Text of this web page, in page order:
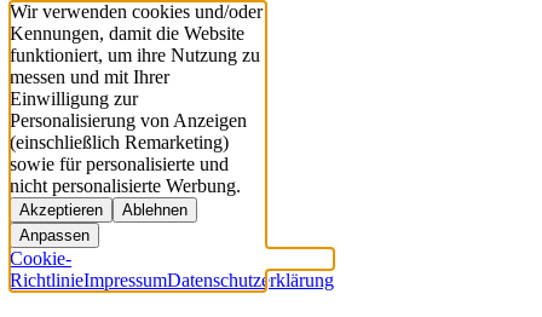
Wir verwenden cookies und/oder
Kennungen, damit die Website
funktioniert, um ihre Nutzung zu
messen und mit Ihrer
Einwilligung zur
Personalisierung von Anzeigen
(einschließlich Remarketing)
sowie für personalisierte und
nicht personalisierte Werbung.
Akzeptieren
Ablehnen
Anpassen
Cookie-
RichtlinieImpressumDatenschutzerklärung